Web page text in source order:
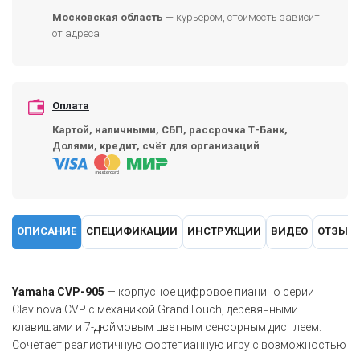
Московская область — курьером, стоимость зависит
от адреса
Оплата
Картой, наличными, СБП, рассрочка Т-Банк,
Долями, кредит, счёт для организаций
ОПИСАНИЕ СПЕЦИФИКАЦИИ ИНСТРУКЦИИ ВИДЕО
Yamaha CVP-905 — корпусное цифровое пианино серии
Clavinova CVP с механикой GrandTouch, деревянными
клавишами и 7-дюймовым цветным сенсорным дисплеем.
Сочетает реалистичную фортепианную игру с возможностью